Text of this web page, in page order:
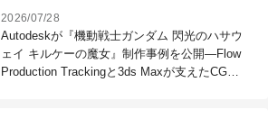
2026/07/28
Autodeskが『機動戦士ガンダム 閃光のハサウ
ェイ キルケーの魔女』制作事例を公開―Flow
Production Trackingと3ds Maxが支えたCG制